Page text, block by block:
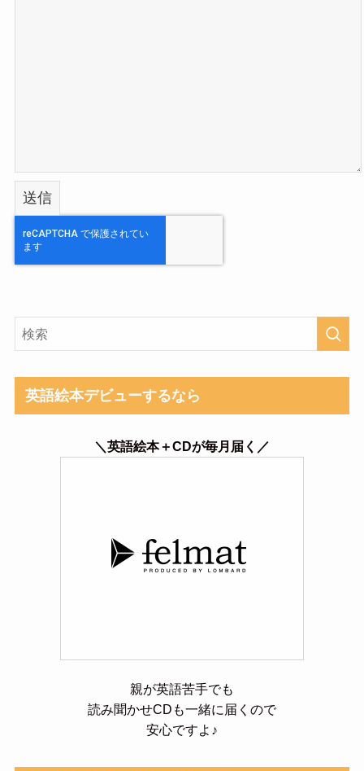
英語絵本デビューするなら
＼英語絵本＋CDが毎月届く／
親が英語苦手でも
読み聞かせCDも一緒に届くので
安心ですよ♪